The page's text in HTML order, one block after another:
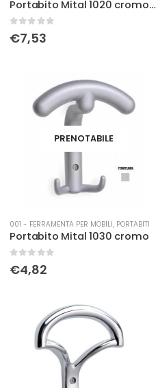
Portabito Mital 1020 cromo opaco
Su 5
€7,53
PRENOTABILE
001 - FERRAMENTA PER MOBILI, PORTABITI
Portabito Mital 1030 cromo
Su 5
€4,82